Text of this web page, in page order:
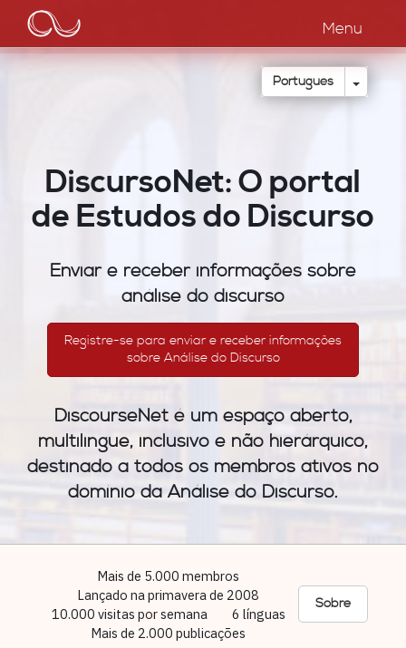
Passar
o
conteúdo
Main
navigation
Menu
Português Toggle
DiscursoNet: O portal
de Estudos do Discurso
Enviar e receber informações sobre
análise do discurso
Registre-se para enviar e receber informações
sobre Análise do Discurso
DiscourseNet é um espaço aberto,
multilingue, inclusivo e não hierárquico,
destinado a todos os membros ativos no
domínio da Análise do Discurso.
Mais de 5.000 membros
Lançado na primavera de 2008
10.000 visitas por semana
6 línguas
Mais de 2.000 publicações
Sobre